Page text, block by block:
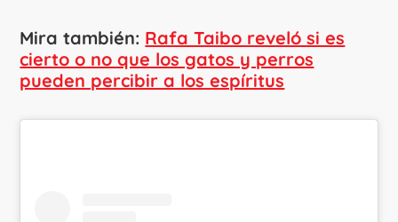
Mira también: Rafa Taibo reveló si es
cierto o no que los gatos y perros
pueden percibir a los espíritus